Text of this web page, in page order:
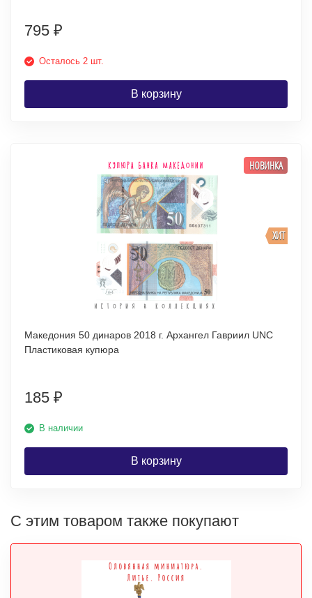
795 ₽
Осталось 2 шт.
В корзину
ХИТ
НОВИНКА
Македония 50 динаров 2018 г. Архангел Гавриил UNC
Пластиковая купюра
185 ₽
В наличии
В корзину
С этим товаром также покупают